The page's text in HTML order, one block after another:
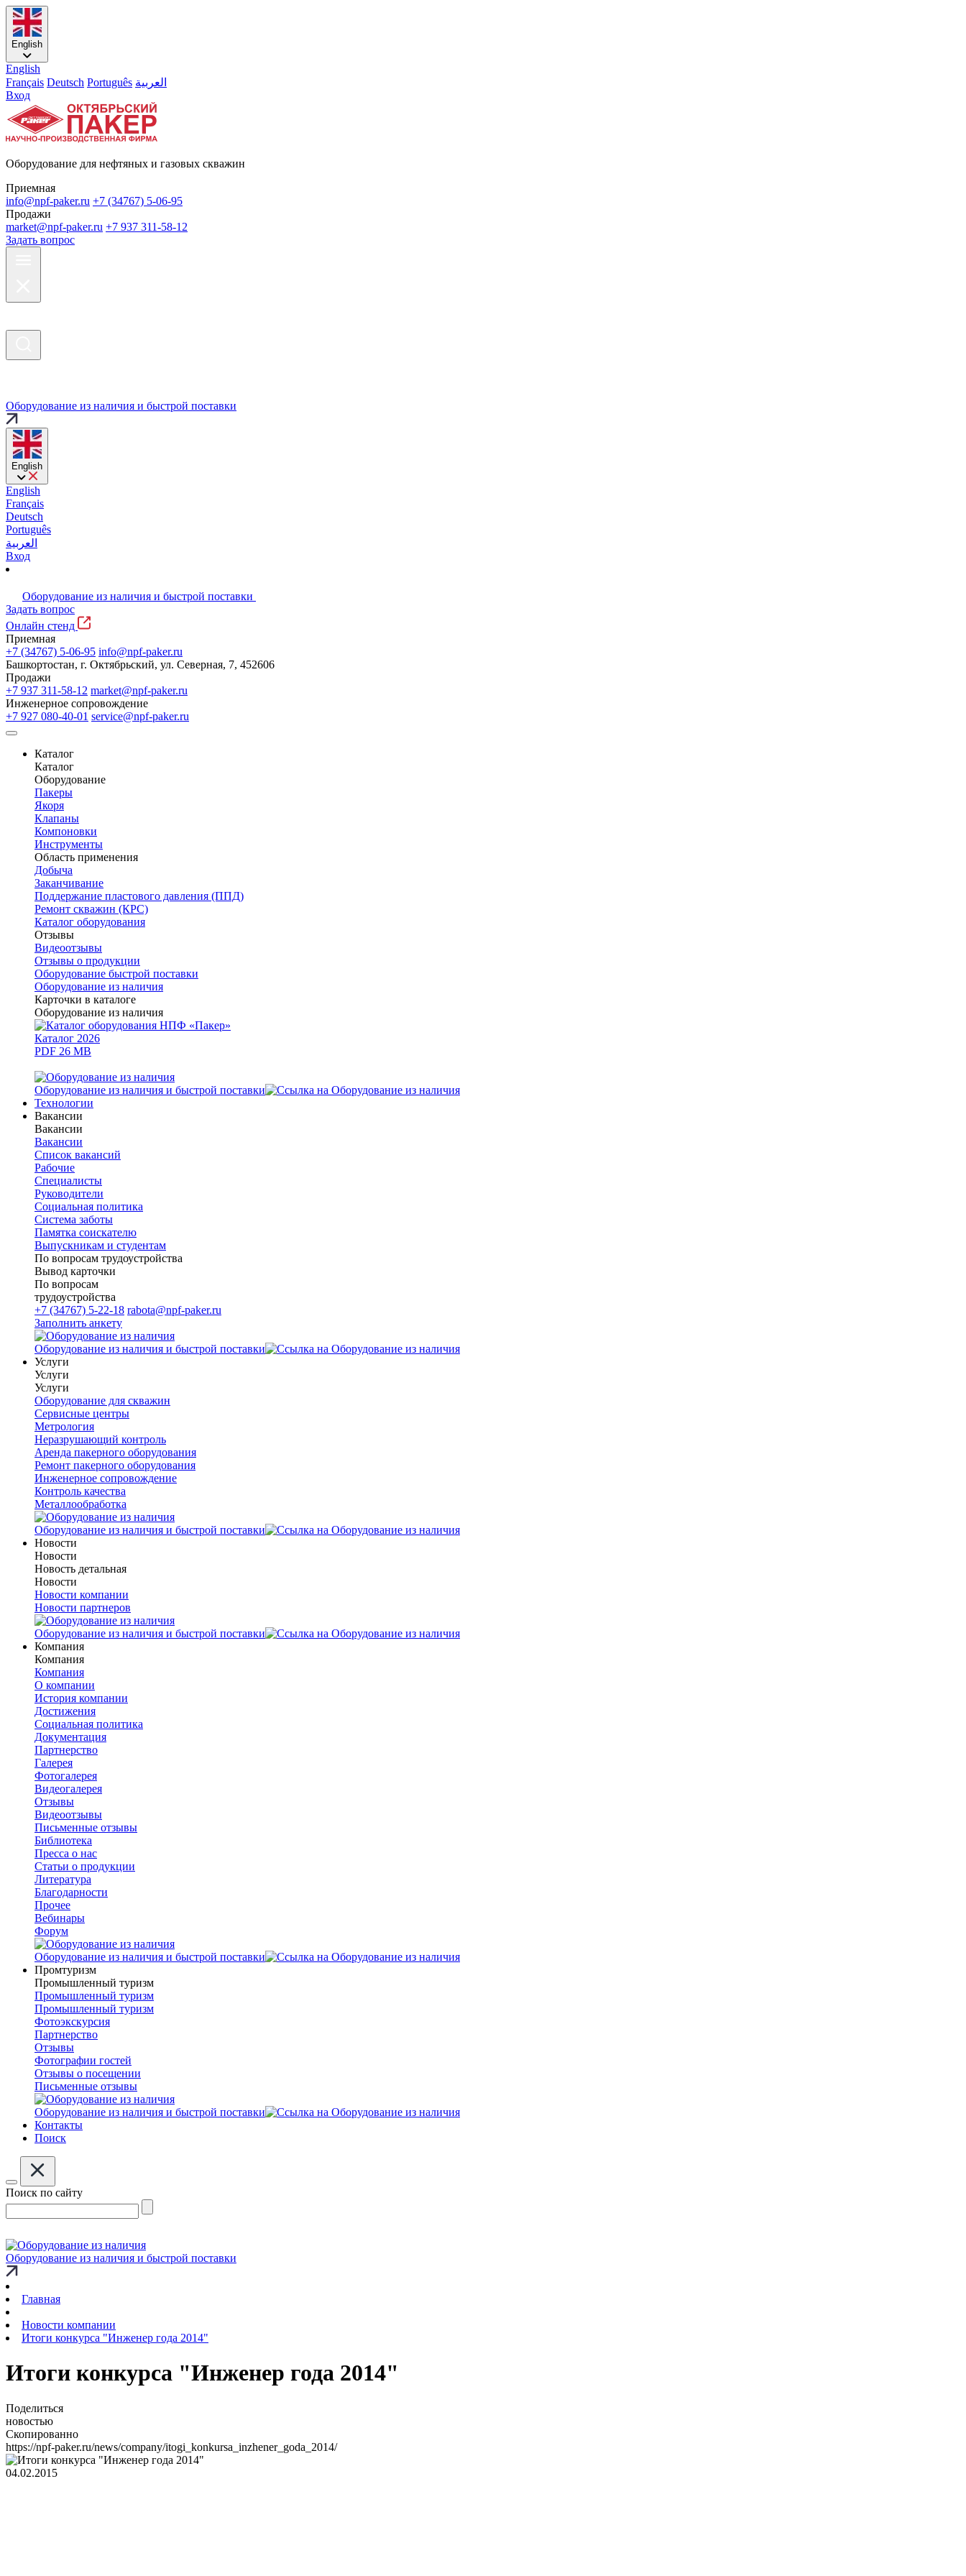
English
English
Français Deutsch Português العربية
Вход
Оборудование для нефтяных и газовых скважин
Приемная
info@npf-paker.ru +7 (34767) 5-06-95
Продажи
market@npf-paker.ru +7 937 311-58-12
Задать вопрос
Оборудование из наличия и быстрой поставки
English
English
Français
Deutsch
Português
العربية
Вход
Оборудование из наличия и быстрой поставки
Задать вопрос
Онлайн стенд
Приемная
+7 (34767) 5-06-95 info@npf-paker.ru
Башкортостан, г. Октябрьский, ул. Северная, 7, 452606
Продажи
+7 937 311-58-12 market@npf-paker.ru
Инженерное сопровождение
+7 927 080-40-01 service@npf-paker.ru
Каталог
Каталог
Оборудование
Пакеры
Якоря
Клапаны
Компоновки
Инструменты
Область применения
Добыча
Заканчивание
Поддержание пластового давления (ППД)
Ремонт скважин (КРС)
Каталог оборудования
Отзывы
Видеоотзывы
Отзывы о продукции
Оборудование быстрой поставки
Оборудование из наличия
Карточки в каталоге
Оборудование из наличия
Каталог 2026
PDF 26 MB
Оборудование из наличия и быстрой поставки
Технологии
Вакансии
Вакансии
Вакансии
Список вакансий
Рабочие
Специалисты
Руководители
Cоциальная политика
Система заботы
Памятка соискателю
Выпускникам и студентам
По вопросам трудоустройства
Вывод карточки
По вопросам
трудоустройства
+7 (34767) 5-22-18 rabota@npf-paker.ru
Заполнить анкету
Оборудование из наличия и быстрой поставки
Услуги
Услуги
Услуги
Оборудование для скважин
Сервисные центры
Метрология
Неразрушающий контроль
Аренда пакерного оборудования
Ремонт пакерного оборудования
Инженерное сопровождение
Контроль качества
Металлообработка
Оборудование из наличия и быстрой поставки
Новости
Новости
Новость детальная
Новости
Новости компании
Новости партнеров
Оборудование из наличия и быстрой поставки
Компания
Компания
Компания
О компании
История компании
Достижения
Социальная политика
Документация
Партнерство
Галерея
Фотогалерея
Видеогалерея
Отзывы
Видеоотзывы
Письменные отзывы
Библиотека
Пресса о нас
Статьи о продукции
Литература
Благодарности
Прочее
Вебинары
Форум
Оборудование из наличия и быстрой поставки
Промтуризм
Промышленный туризм
Промышленный туризм
Промышленный туризм
Фотоэкскурсия
Партнерство
Отзывы
Фотографии гостей
Отзывы о посещении
Письменные отзывы
Оборудование из наличия и быстрой поставки
Контакты
Поиск
Поиск по сайту
Оборудование из наличия и быстрой поставки
Главная
Новости компании
Итоги конкурса "Инженер года 2014"
Итоги конкурса "Инженер года 2014"
Поделиться
новостью
Скопированно
https://npf-paker.ru/news/company/itogi_konkursa_inzhener_goda_2014/
04.02.2015